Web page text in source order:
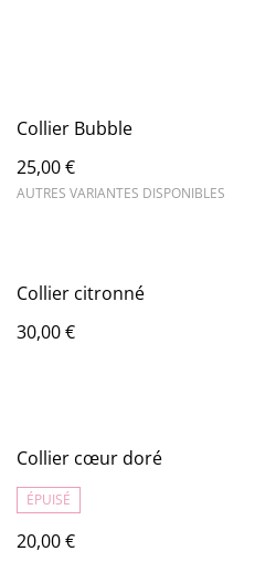
Collier Bubble
25,00 €
AUTRES VARIANTES DISPONIBLES
Collier citronné
30,00 €
Collier cœur doré
ÉPUISÉ
20,00 €